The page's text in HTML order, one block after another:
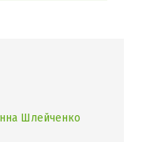
Шлейченко